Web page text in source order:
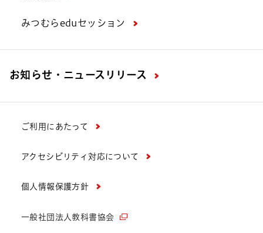
みつむらeduセッション
お知らせ・ニュースリリース
ご利用にあたって
アクセシビリティ対応について
個人情報保護方針
一般社団法人教科書協会